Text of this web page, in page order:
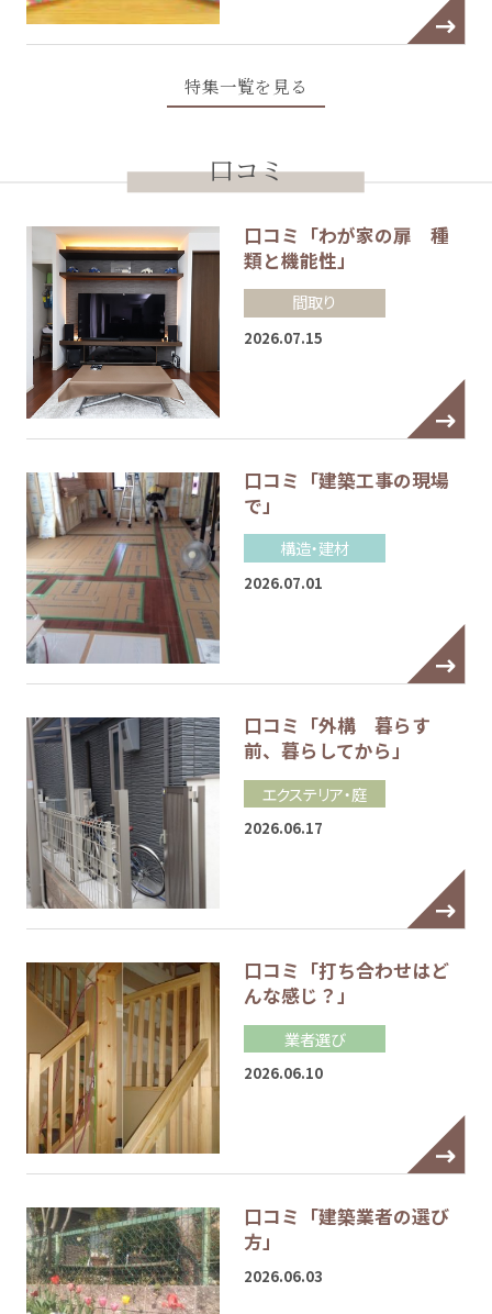
特集一覧を見る
口コミ
口コミ「わが家の扉 種
類と機能性」
間取り
2026.07.15
口コミ「建築工事の現場
で」
構造・建材
2026.07.01
口コミ「外構 暮らす
前、暮らしてから」
エクステリア・庭
2026.06.17
口コミ「打ち合わせはど
んな感じ？」
業者選び
2026.06.10
口コミ「建築業者の選び
方」
2026.06.03